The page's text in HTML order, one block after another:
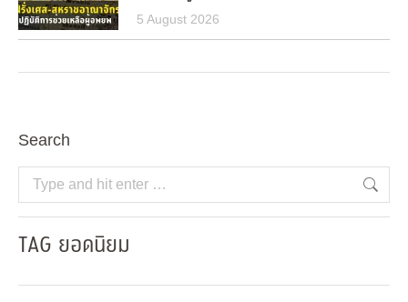
5 August 2026
Search
Search:
TAG ยอดนิยม